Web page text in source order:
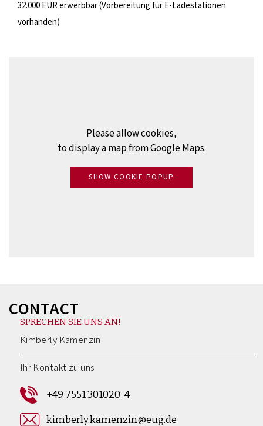
32.000 EUR erwerbbar (Vorbereitung für E-Ladestationen
vorhanden)
Please allow cookies,
to display a map from Google Maps.
SHOW COOKIE POPUP
CONTACT
SPRECHEN SIE UNS AN!
Kimberly Kamenzin
Ihr Kontakt zu uns
+49 7551 301020-4
kimberly.kamenzin@eug.de